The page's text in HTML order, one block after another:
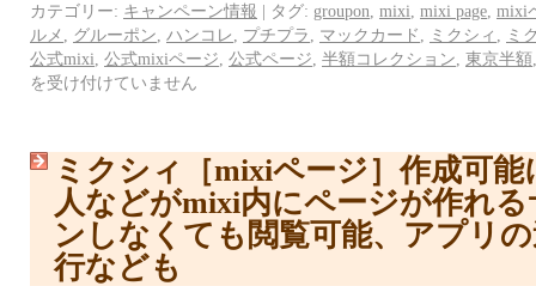
カテゴリー: キャンペーン情報 | タグ: groupon mixi mixi page mixi
ルメ
グルーポン ハンコレ プチプラ マックカード ミクシィ
ミ
公式mixi 公式mixiページ 公式ページ 半額コレクション 東京半額
を受け付けていません
ミクシィ［mixiページ］作成可
人などがmixi内にページが作れ
ンしなくても閲覧可能、アプリ
行なども